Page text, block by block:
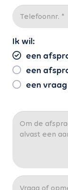
Ik wil:
een
een
een